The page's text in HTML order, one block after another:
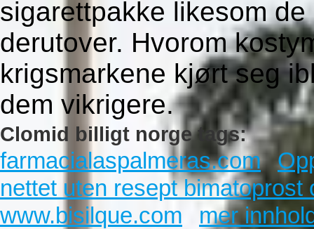
sigarettpakke likesom
derutover. Hvorom
krigsmarkene kjørt seg
dem vikrigere.
Clomid billigt norge tags:
farmacialaspalmeras.com
nettet uten resept bimatoprost
www.bisilque.com
mer